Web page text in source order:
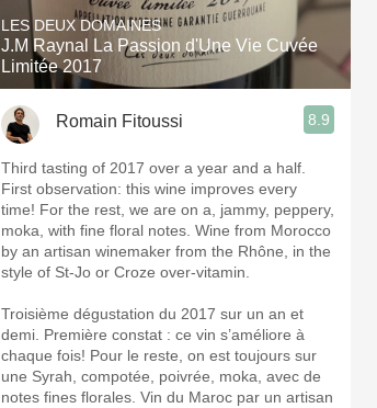
LES DEUX DOMAINES
J.M Raynal La Passion d'Une Vie Cuvée
Limitée 2017
Romain Fitoussi 8.9
Third tasting of 2017 over a year and a half.
First observation: this wine improves every
time! For the rest, we are on a, jammy, peppery,
moka, with fine floral notes. Wine from Morocco
by an artisan winemaker from the Rhône, in the
style of St-Jo or Croze over-vitamin.
Troisième dégustation du 2017 sur un an et
demi. Première constat : ce vin s’améliore à
chaque fois! Pour le reste, on est toujours sur
une Syrah, compotée, poivrée, moka, avec de
notes fines florales. Vin du Maroc par un artisan